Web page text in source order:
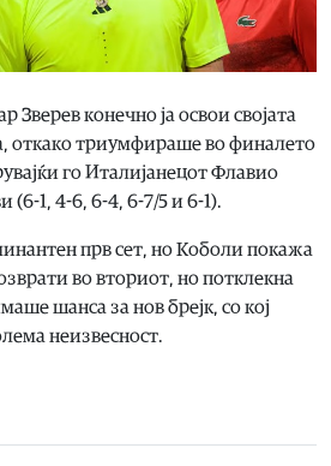
Зверев конечно ја освои својата
откако триумфираше во финалето
го Италијанецот Флавио
(6-1, 4-6, 6-4, 6-7/5 и 6-1).
прв сет, но Коболи покажа
во вториот, но потклекна
шанса за нов брејк, со кој
неизвесност.